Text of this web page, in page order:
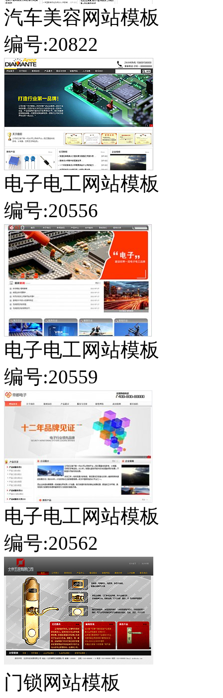
汽车美容网站模板
编号:20822
电子电工网站模板
编号:20556
电子电工网站模板
编号:20559
电子电工网站模板
编号:20562
门锁网站模板